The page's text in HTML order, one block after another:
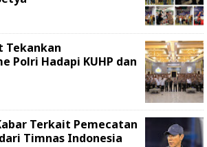
Tekankan
Polri Hadapi KUHP dan
Terkait Pemecatan
Timnas Indonesia